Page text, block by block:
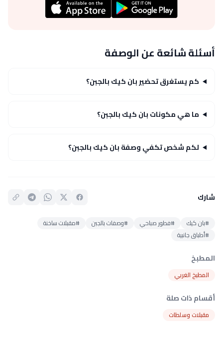
أسئلة شائعة عن الوصفة
كم يستغرق تحضير بان كيك بالجبن؟
ما هي مكونات بان كيك بالجبن؟
لكم شخص تكفي وصفة بان كيك بالجبن؟
شارك
#بان كيك #فطور صباحي #وصفات بالجبن
#مقبلات ساخنة
#أطباق جانبية
المطبخ
المطبخ الغربي
أقسام ذات صلة
مقبلات وسلطات